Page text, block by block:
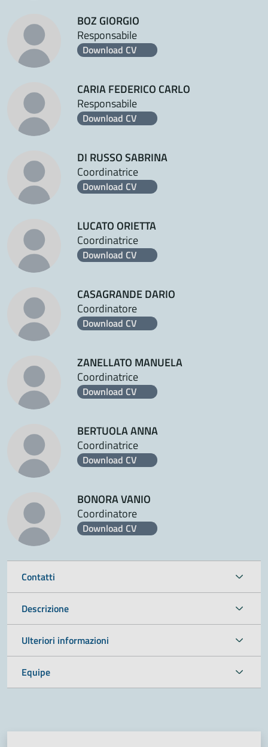
BOZ GIORGIO
Responsabile
Download CV
CARIA FEDERICO CARLO
Responsabile
Download CV
DI RUSSO SABRINA
Coordinatrice
Download CV
LUCATO ORIETTA
Coordinatrice
Download CV
CASAGRANDE DARIO
Coordinatore
Download CV
ZANELLATO MANUELA
Coordinatrice
Download CV
BERTUOLA ANNA
Coordinatrice
Download CV
BONORA VANIO
Coordinatore
Download CV
Contatti
Descrizione
Ulteriori informazioni
Equipe